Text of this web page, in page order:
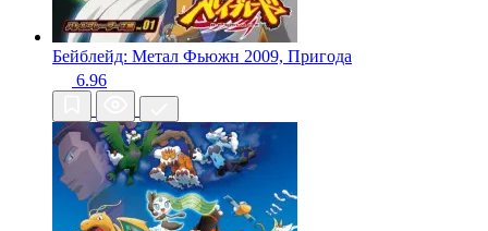
Бейблейд: Метал Фьюжн 2009, Пригода
6.96